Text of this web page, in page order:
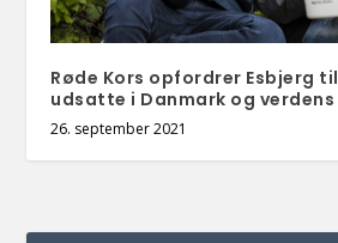
Røde Kors opfordrer Esbjerg
udsatte i Danmark og
26. september 2021